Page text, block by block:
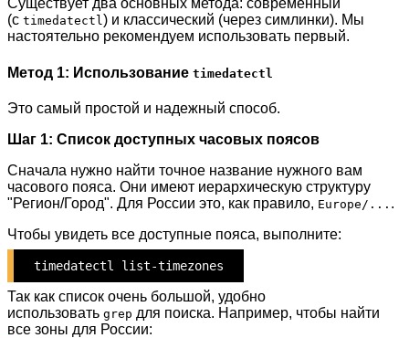
Существует два основных метода: современный
(с timedatectl) и классический (через симлинки). Мы
настоятельно рекомендуем использовать первый.
Метод 1: Использование timedatectl
Это самый простой и надежный способ.
Шаг 1: Список доступных часовых поясов
Сначала нужно найти точное название нужного вам
часового пояса. Они имеют иерархическую структуру
"Регион/Город". Для России это, как правило, Europe/... .
Чтобы увидеть все доступные пояса, выполните:
timedatectl list-timezones
Так как список очень большой, удобно
использовать grep для поиска. Например, чтобы найти
все зоны для России: